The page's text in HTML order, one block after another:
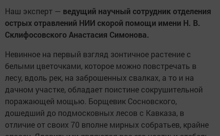
Наш эксперт — ведущий научный сотрудник отделения
острых отравлений НИИ скорой помощи имени Н. В.
Склифосовского Анастасия Симонова.
Невинное на первый взгляд зонтичное растение с
белыми цветочками, которое можно повстречать в
лесу, вдоль рек, на заброшенных свалках, а то и на
дачном участке, обладает поистине сокрушительной
поражающей мощью. Борщевик Сосновского,
дошедший до подмосковных лесов с Кавказа, в
отличие от своих 70 вполне мирных собратьев, крайне